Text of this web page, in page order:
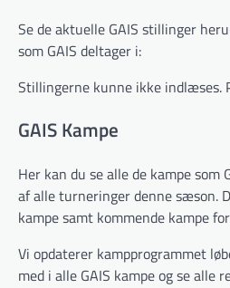
Se de aktuelle GAIS stillinger
som GAIS deltager i:
Stillingerne kunne ikke indlæses.
GAIS Kampe
Her kan du se alle de kampe
af alle turneringer denne sæson.
kampe samt kommende kampe
Vi opdaterer kampprogrammet
med i alle GAIS kampe og se alle